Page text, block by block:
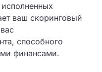
на
Напротив, ваша
записями о
ваш скоринговый